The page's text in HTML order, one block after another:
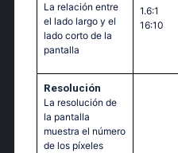
La relación entre
el lado largo y el
lado corto de la
pantalla
1.6:1
16:10
Resolución
La resolución de
la pantalla
muestra el número
de los píxeles